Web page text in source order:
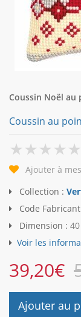
Coussin Noël
Coussin au
Ajouter à
Collection :
Code
Dimension :
Voir les
39,20€
Ajouter au